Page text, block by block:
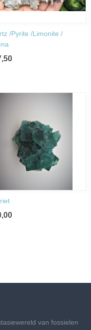
/Pyrite /Limonite /
van fossielen